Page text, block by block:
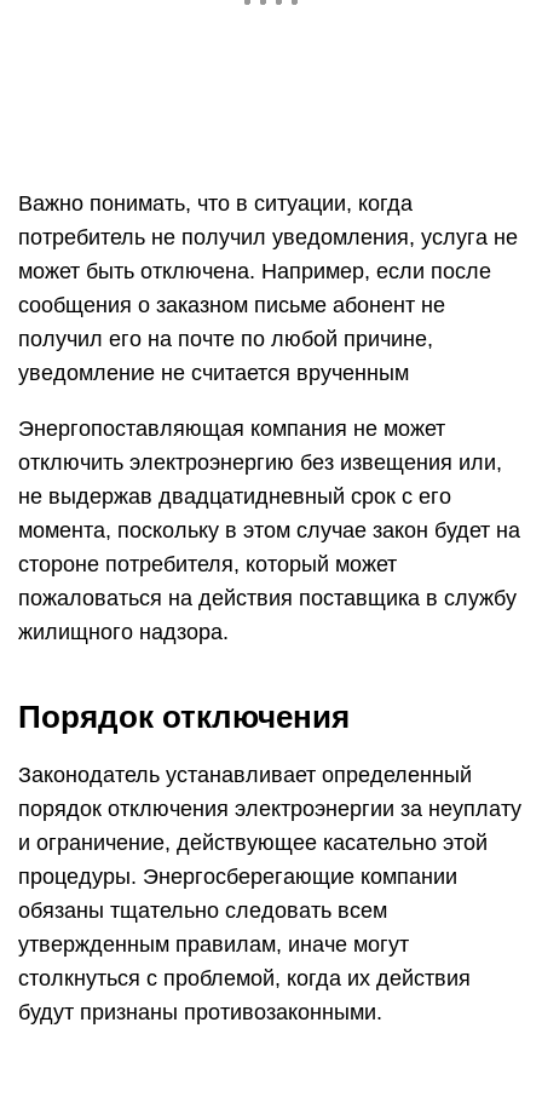
пожаловаться на действия поставщика в службу
жилищного надзора.
Порядок отключения
Законодатель устанавливает определенный
порядок отключения электроэнергии за неуплату
и ограничение, действующее касательно этой
процедуры. Энергосберегающие компании
обязаны тщательно следовать всем
утвержденным правилам, иначе могут
столкнуться с проблемой, когда их действия
будут признаны противозаконными.
Энергосберегающая организация определяет
оплачивает коммунальные платежи более 2-х
месяцев, выносится предписание об
отключении энергии.
Должник получает официальное уведомление,
подтверждающее решение поставщика
прекратить доступ потребителя к
энергоснабжению.
В назначенную дату представители
поставщика приезжают к потребителю,
составляется специальный акт (см. ниже).